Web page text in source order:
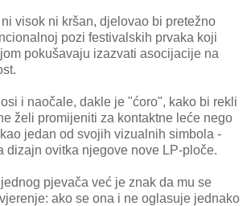
visok ni kršan, djelovao bi pretežno
pozi festivalskih prvaka koji
pokušavaju izazvati asocijacije na
i naočale, dakle je "ćoro", kako bi rekli
želi promijeniti za kontaktne leće nego
jedan od svojih vizualnih simbola -
dizajn ovitka njegove nove LP-ploče.
pjevača već je znak da mu se
ako se ona i ne oglasuje jednako